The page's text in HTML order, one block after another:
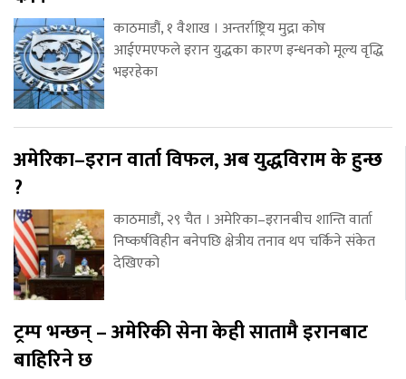
काठमाडौं, १ वैशाख । अन्तर्राष्ट्रिय मुद्रा कोष
आईएमएफले इरान युद्धका कारण इन्धनको मूल्य वृद्धि
भइरहेका
अमेरिका–इरान वार्ता विफल, अब युद्धविराम के हुन्छ
?
काठमाडौं, २९ चैत । अमेरिका–इरानबीच शान्ति वार्ता
निष्कर्षविहीन बनेपछि क्षेत्रीय तनाव थप चर्किने संकेत
देखिएको
ट्रम्प भन्छन् – अमेरिकी सेना केही सातामै इरानबाट
बाहिरिने छ